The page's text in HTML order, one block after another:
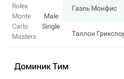
Rolex
Monte
Carlo
Masters
Male
Single
Гаэль Монфис
Таллон
Доминик Тим